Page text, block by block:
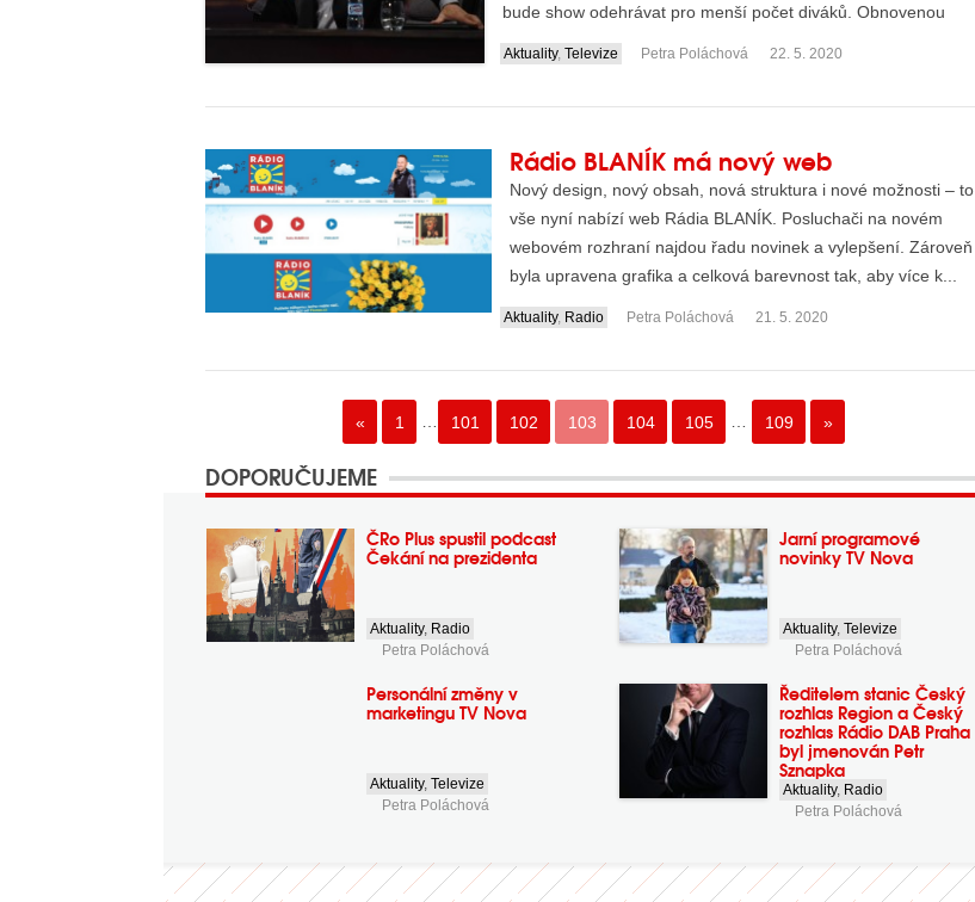
bude show odehrávat pro menší počet diváků. Obnovenou
premié...
Aktuality,Televize Petra Poláchová 22. 5. 2020
Rádio BLANÍK má nový web
Nový design, nový obsah, nová struktura i nové možnosti – to
vše nyní nabízí web Rádia BLANÍK. Posluchači na novém
webovém rozhraní najdou řadu novinek a vylepšení. Zároveň
byla upravena grafika a celková barevnost tak, aby více k...
Aktuality, Radio Petra Poláchová 21. 5. 2020
« 1 … 101 102 103 104 105 … 109 »
DOPORUČUJEME
ČRo Plus spustil podcast
Čekání na prezidenta
Aktuality, Radio
Petra Poláchová
Jarní programové
novinky TV Nova
Aktuality,Televize
Petra Poláchová
Personální změny v
marketingu TV Nova
Aktuality,Televize
Petra Poláchová
Ředitelem stanic Český
rozhlas Region a Český
rozhlas Rádio DAB Praha
byl jmenován Petr
Sznapka
Aktuality, Radio
Petra Poláchová